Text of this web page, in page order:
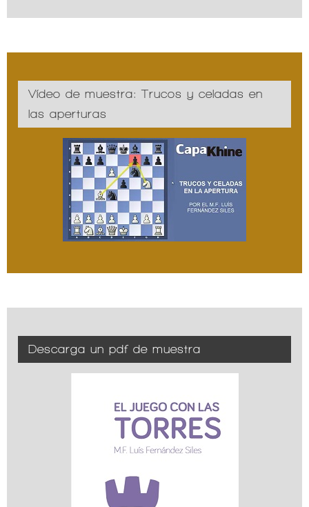
Vídeo de muestra: Trucos y celadas en
las aperturas
Descarga un pdf de muestra